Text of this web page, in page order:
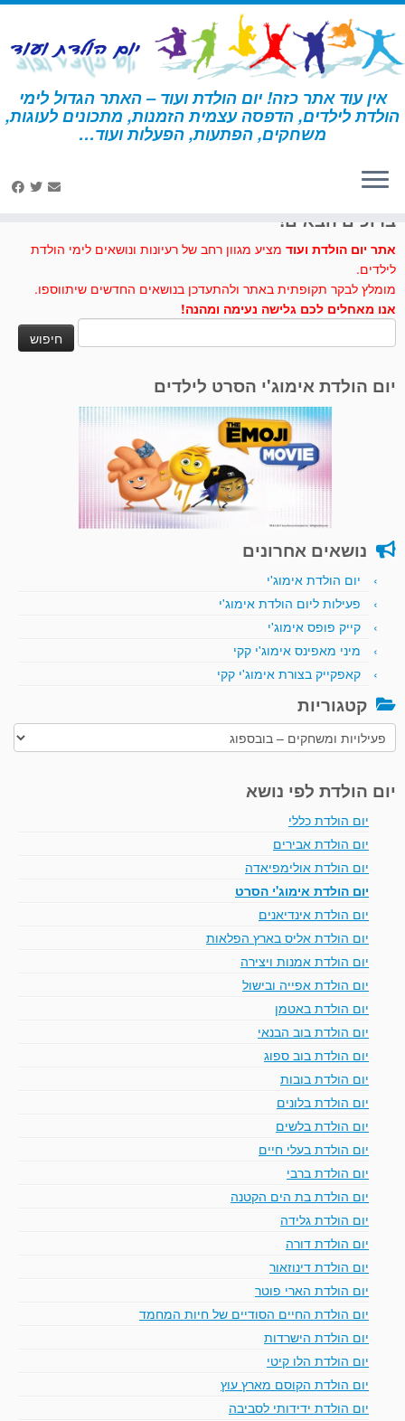
דלג
לתוכן
אין עוד אתר כזה! יום הולדת ועוד – האתר הגדול לימי
הולדת לילדים, הדפסה עצמית הזמנות, מתכונים לעוגות,
משחקים, הפתעות, הפעלות ועוד… דף הבית » בוב ספוג » פעילויות ומשחקים – בובספוג
ברוכים הבאים!
אתר יום הולדת ועוד מציע מגוון רחב של רעיונות ונושאים לימי הולדת
לילדים.
מומלץ לבקר תקופתית באתר ולהתעדכן בנושאים החדשים שיתווספו.
אנו מאחלים לכם גלישה נעימה ומהנה!
יום הולדת אימוג'י הסרט לילדים
נושאים אחרונים
יום הולדת אימוג'י
פעילות ליום הולדת אימוג'י
קייק פופס אימוג'י
מיני מאפינס אימוג'י קקי
קאפקייק בצורת אימוג'י קקי
קטגוריות
קטגוריות
יום הולדת לפי נושא
יום הולדת כללי
יום הולדת אבירים
יום הולדת אולימפיאדה
יום הולדת אימוג'י הסרט
יום הולדת אינדיאנים
יום הולדת אליס בארץ הפלאות
יום הולדת אמנות ויצירה
יום הולדת אפייה ובישול
יום הולדת באטמן
יום הולדת בוב הבנאי
יום הולדת בוב ספוג
יום הולדת בובות
יום הולדת בלונים
יום הולדת בלשים
יום הולדת בעלי חיים
יום הולדת ברבי
יום הולדת בת הים הקטנה
יום הולדת גלידה
יום הולדת דורה
יום הולדת דינוזאור
יום הולדת הארי פוטר
יום הולדת החיים הסודיים של חיות המחמד
יום הולדת הישרדות
יום הולדת הלו קיטי
יום הולדת הקוסם מארץ עוץ
יום הולדת ידידותי לסביבה